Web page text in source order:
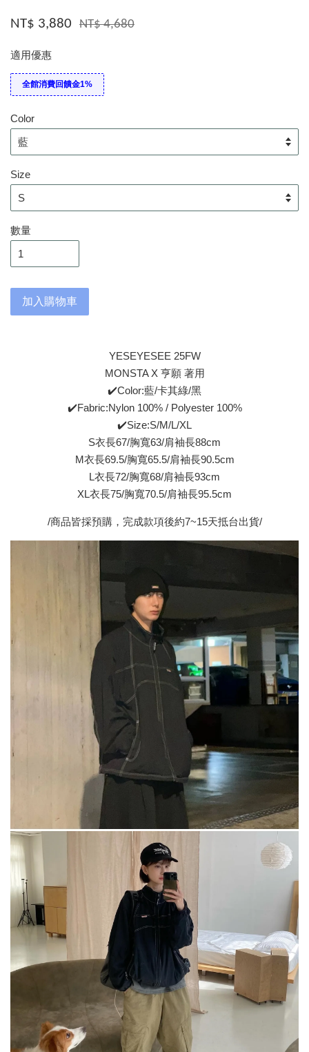
NT$ 3,880 NT$ 4,680
適用優惠
全館消費回饋金1%
Color
Size
數量
加入購物車
YESEYESEE 25FW
MONSTA X 亨願 著用
✔️Color:藍/卡其綠/黑
✔️Fabric:Nylon 100% / Polyester 100%
✔️Size:S/M/L/XL
S衣長67/胸寬63/肩袖長88cm
M衣長69.5/胸寬65.5/肩袖長90.5cm
L衣長72/胸寬68/肩袖長93cm
XL衣長75/胸寬70.5/肩袖長95.5cm
/商品皆採預購，完成款項後約7~15天抵台出貨/